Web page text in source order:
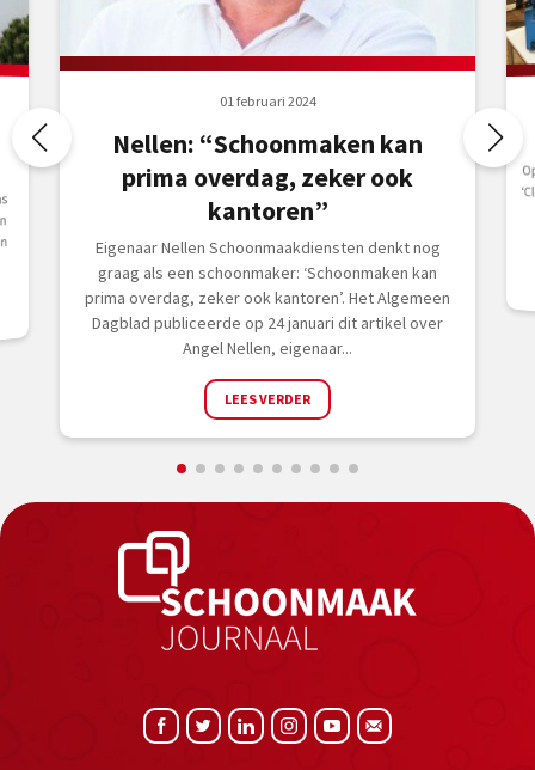
01 februari 2024
Nellen: “Schoonmaken kan
prima overdag, zeker ook
kantoren”
Eigenaar Nellen Schoonmaakdiensten denkt nog
graag als een schoonmaker: ‘Schoonmaken kan
prima overdag, zeker ook kantoren’. Het Algemeen
Dagblad publiceerde op 24 januari dit artikel over
Angel Nellen, eigenaar...
LEES VERDER